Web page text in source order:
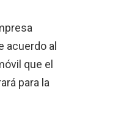
acuerdo al
que el
para la